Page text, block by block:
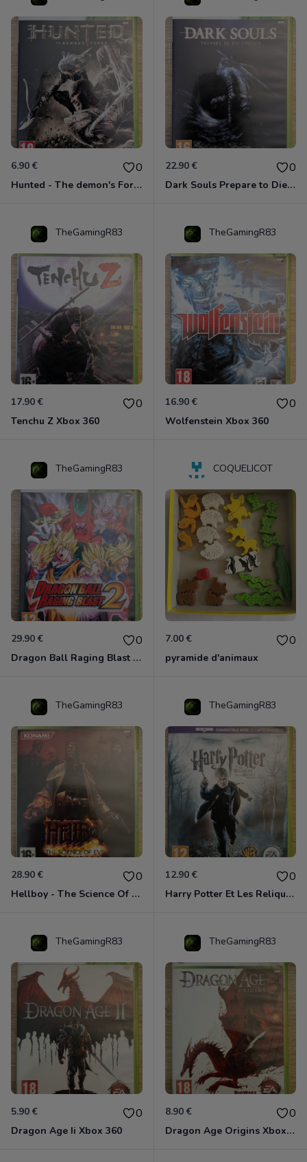
6.90 € 0
Hunted - The demon's Forge Xbox 360 (Complet CIB)
22.90 € 0
Dark Souls Prepare to Die Edition XBOX 360
TheGamingR83
17.90 € 0
Tenchu Z Xbox 360
TheGamingR83
16.90 € 0
Wolfenstein Xbox 360
TheGamingR83
29.90 € 0
Dragon Ball Raging Blast 2 Xbox 360
COQUELICOT
7.00 € 0
pyramide d'animaux
TheGamingR83
28.90 € 0
Hellboy - The Science Of Evil Xbox 360
TheGamingR83
12.90 € 0
Harry Potter Et Les Reliques De La Mort - 1ère Partie Xbox 360
TheGamingR83
5.90 € 0
Dragon Age Ii Xbox 360
TheGamingR83
8.90 € 0
Dragon Age Origins Xbox 360